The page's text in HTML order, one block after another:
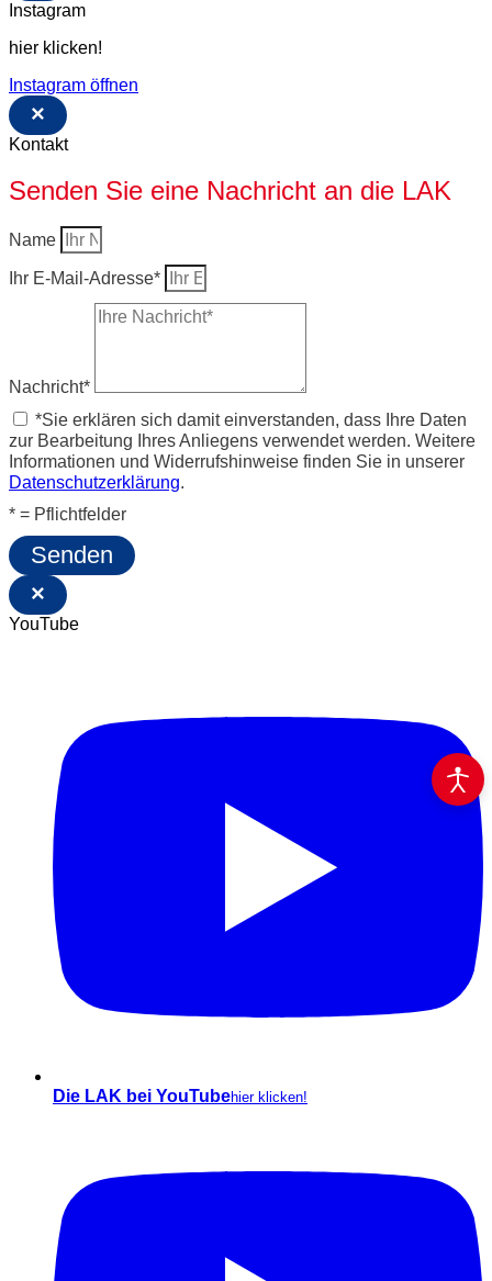
Instagram
hier klicken!
Instagram öffnen
×
Kontakt
Senden Sie eine Nachricht an die LAK
Name
Ihr E-Mail-Adresse*
Nachricht*
*Sie erklären sich damit einverstanden, dass Ihre Daten
zur Bearbeitung Ihres Anliegens verwendet werden. Weitere
Informationen und Widerrufshinweise finden Sie in unserer
Datenschutzerklärung.
* = Pflichtfelder
Senden
×
YouTube
Die LAK bei YouTubehier klicken!